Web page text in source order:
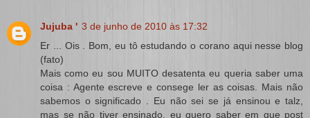
Jujuba ' 3 de junho de 2010 às 17:32
Er ... Ois . Bom, eu tô estudando o corano aqui nesse blog
(fato)
Mais como eu sou MUITO desatenta eu queria saber uma
coisa : Agente escreve e consege ler as coisas. Mais não
sabemos o significado . Eu não sei se já ensinou e talz,
mas se não tiver ensinado, eu quero saber em que post